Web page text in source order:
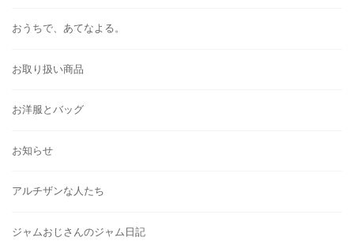
おうちで、あてなよる。
お取り扱い商品
お洋服とバッグ
お知らせ
アルチザンな人たち
ジャムおじさんのジャム日記